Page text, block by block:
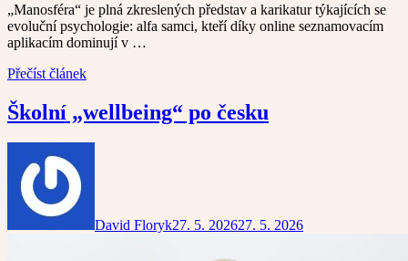
„Manosféra“ je plná zkreslených představ a karikatur týkajících se
evoluční psychologie: alfa samci, kteří díky online seznamovacím
aplikacím dominují v …
Přečíst článek
Školní „wellbeing“ po česku
David Floryk27. 5. 202627. 5. 2026